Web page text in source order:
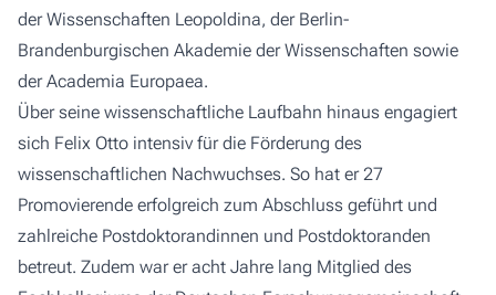
der Wissenschaften Leopoldina, der Berlin-
Brandenburgischen Akademie der Wissenschaften sowie
der Academia Europaea.
Über seine wissenschaftliche Laufbahn hinaus engagiert
sich Felix Otto intensiv für die Förderung des
wissenschaftlichen Nachwuchses. So hat er 27
Promovierende erfolgreich zum Abschluss geführt und
zahlreiche Postdoktorandinnen und Postdoktoranden
betreut. Zudem war er acht Jahre lang Mitglied des